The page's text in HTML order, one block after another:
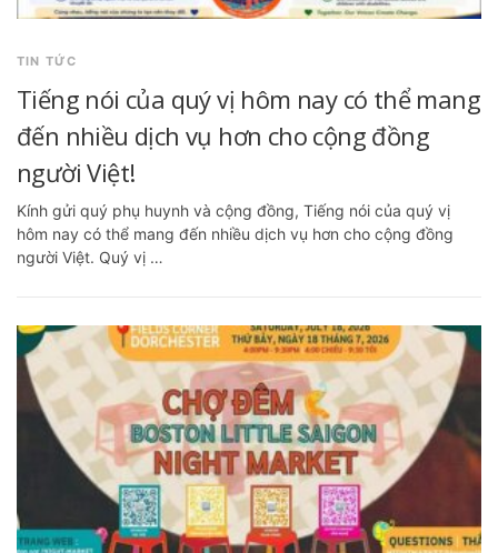
TIN TỨC
Tiếng nói của quý vị hôm nay có thể mang
đến nhiều dịch vụ hơn cho cộng đồng
người Việt!
Kính gửi quý phụ huynh và cộng đồng, Tiếng nói của quý vị
hôm nay có thể mang đến nhiều dịch vụ hơn cho cộng đồng
người Việt. Quý vị …